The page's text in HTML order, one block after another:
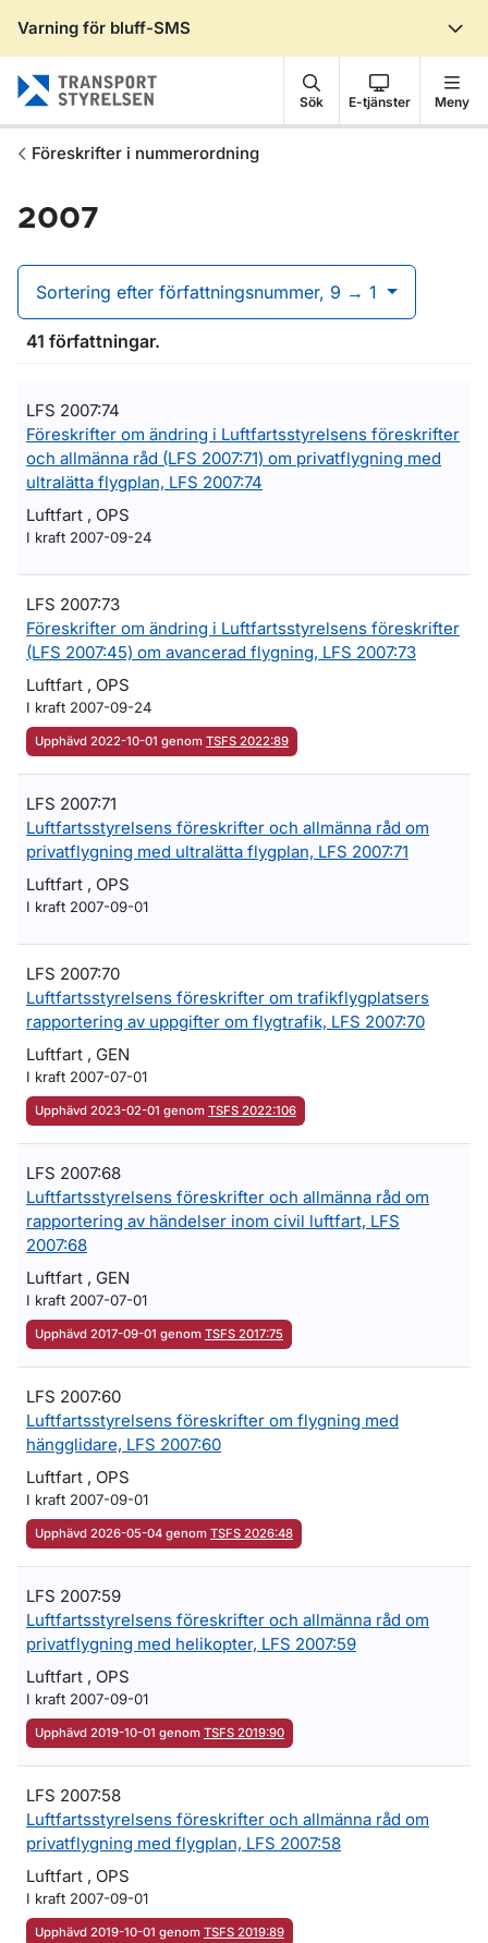
Varning för bluff-SMS
Sök E-tjänster Meny
Föreskrifter i nummerordning
2007
Sortering efter författningsnummer, 9 → 1
41 författningar.
LFS 2007:74
Föreskrifter om ändring i Luftfartsstyrelsens föreskrifter
och allmänna råd (LFS 2007:71) om privatflygning med
ultralätta flygplan, LFS 2007:74
Luftfart , OPS
I kraft 2007-09-24
LFS 2007:73
Föreskrifter om ändring i Luftfartsstyrelsens föreskrifter
(LFS 2007:45) om avancerad flygning, LFS 2007:73
Luftfart , OPS
I kraft 2007-09-24
Upphävd 2022-10-01 genom TSFS 2022:89
LFS 2007:71
Luftfartsstyrelsens föreskrifter och allmänna råd om
privatflygning med ultralätta flygplan, LFS 2007:71
Luftfart , OPS
I kraft 2007-09-01
LFS 2007:70
Luftfartsstyrelsens föreskrifter om trafikflygplatsers
rapportering av uppgifter om flygtrafik, LFS 2007:70
Luftfart , GEN
I kraft 2007-07-01
Upphävd 2023-02-01 genom TSFS 2022:106
LFS 2007:68
Luftfartsstyrelsens föreskrifter och allmänna råd om
rapportering av händelser inom civil luftfart, LFS
2007:68
Luftfart , GEN
I kraft 2007-07-01
Upphävd 2017-09-01 genom TSFS 2017:75
LFS 2007:60
Luftfartsstyrelsens föreskrifter om flygning med
hängglidare, LFS 2007:60
Luftfart , OPS
I kraft 2007-09-01
Upphävd 2026-05-04 genom TSFS 2026:48
LFS 2007:59
Luftfartsstyrelsens föreskrifter och allmänna råd om
privatflygning med helikopter, LFS 2007:59
Luftfart , OPS
I kraft 2007-09-01
Upphävd 2019-10-01 genom TSFS 2019:90
LFS 2007:58
Luftfartsstyrelsens föreskrifter och allmänna råd om
privatflygning med flygplan, LFS 2007:58
Luftfart , OPS
I kraft 2007-09-01
Upphävd 2019-10-01 genom TSFS 2019:89